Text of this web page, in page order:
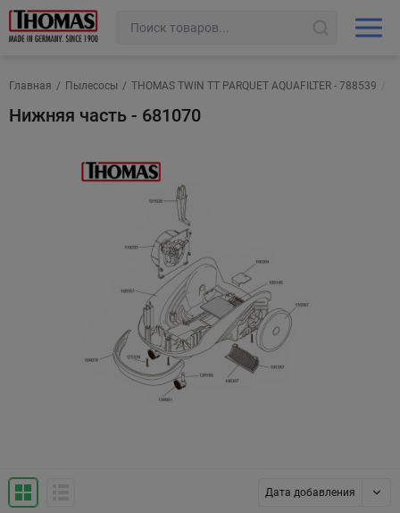
Главная / Пылесосы / THOMAS TWIN TT PARQUET AQUAFILTER - 788539
Нижняя часть - 681070
Дата добавления